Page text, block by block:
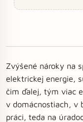
Zvýšené nároky na
elektrickej energie,
čim ďalej, tým viac
v domácnostiach, v
práci, teda na